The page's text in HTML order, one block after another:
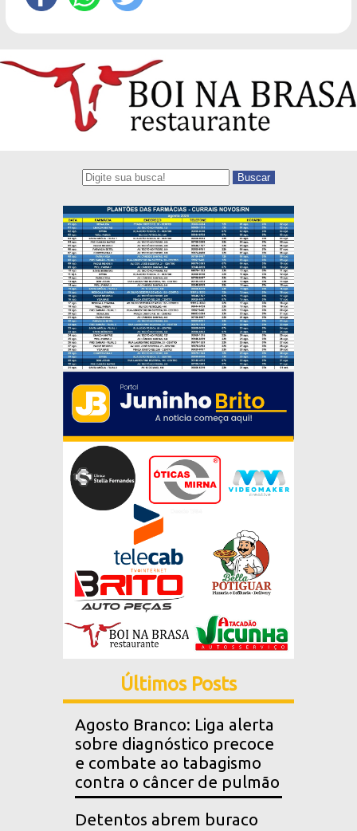
Buscar
Últimos Posts
Agosto Branco: Liga alerta
sobre diagnóstico precoce
e combate ao tabagismo
contra o câncer de pulmão
Detentos abrem buraco